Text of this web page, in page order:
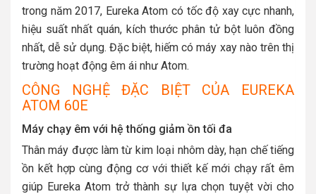
trong năm 2017, Eureka Atom có tốc độ xay cực nhanh,
hiệu suất nhất quán, kích thước phân tử bột luôn đồng
nhất, dễ sử dụng. Đặc biệt, hiếm có máy xay nào trên thị
trường hoạt động êm ái như Atom.
CÔNG NGHỆ ĐẶC BIỆT CỦA EUREKA
ATOM 60E
Máy chạy êm với hệ thống giảm ồn tối đa
Thân máy được làm từ kim loại nhôm dày, hạn chế tiếng
ồn kết hợp cùng động cơ với thiết kế mới chạy rất êm
giúp Eureka Atom trở thành sự lựa chọn tuyệt vời cho